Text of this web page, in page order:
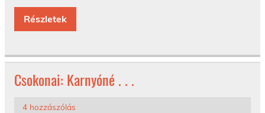
Részletek
Csokonai: Karnyóné . . .
4 hozzászólás